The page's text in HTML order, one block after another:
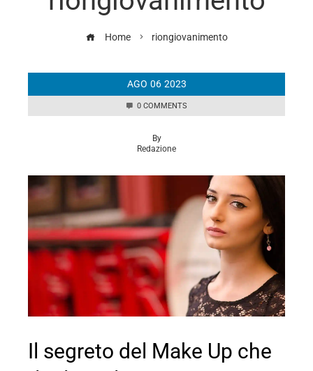
Home riongiovanimento
AGO 06 2023
0 COMMENTS
By
Redazione
Il segreto del Make Up che